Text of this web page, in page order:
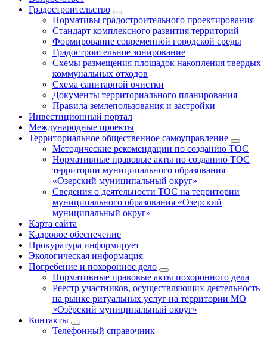
Градостроительство
Нормативы градостроительного проектирования
Стандарт комплексного развития территорий
Формирование современной городской среды
Градостроительное зонирование
Схемы размещения площадок накопления твердых
коммунальных отходов
Схема санитарной очистки
Документы территориального планирования
Правила землепользования и застройки
Инвестиционный портал
Международные проекты
Территориальное общественное самоуправление
Методические рекомендации по созданию ТОС
Нормативные правовые акты по созданию ТОС
территории муниципального образования
«Озерский муниципальный округ»
Сведения о деятельности ТОС на территории
муниципального образования «Озерский
муниципальный округ»
Карта сайта
Кадровое обеспечение
Прокуратура информирует
Экологическая информация
Погребение и похоронное дело
Нормативные правовые акты похоронного дела
Реестр участников, осуществляющих деятельность
на рынке ритуальных услуг на территории МО
«Озёрский муниципальный округ»
Контакты
Телефонный справочник